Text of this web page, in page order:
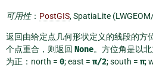
可用性： PostGIS, SpatiaLite
返回由给定点几何形状定义的线段的方
个点重合，则返回 None。方位角是以
为正：north = 0; east = π/2; south = π;